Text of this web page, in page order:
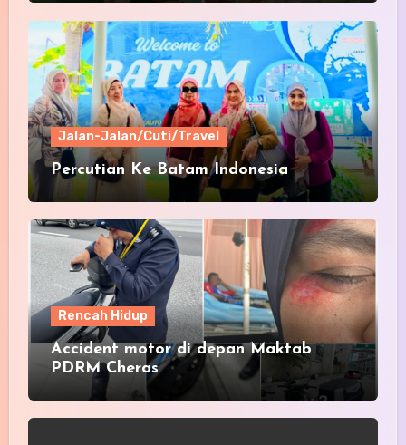
Jalan-Jalan/Cuti/Travel
Percutian Ke Batam Indonesia
Rencah Hidup
Accident motor di depan Maktab
PDRM Cheras